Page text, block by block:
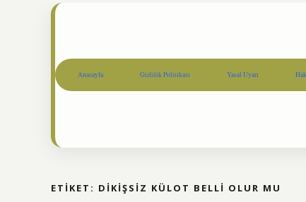
Anasayfa Gizlilik Politikası Yasal Uyarı
ETIKET: DIKIŞSIZ KÜLOT BELLI OLUR MU